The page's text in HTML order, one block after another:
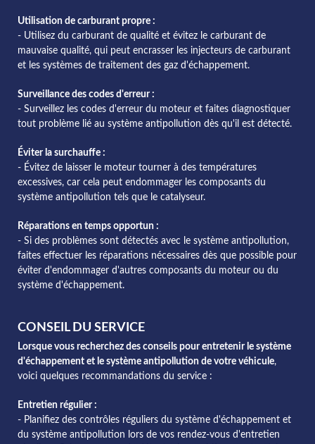
Utilisation de carburant propre :
- Utilisez du carburant de qualité et évitez le carburant de
mauvaise qualité, qui peut encrasser les injecteurs de carburant
et les systèmes de traitement des gaz d'échappement.
Surveillance des codes d'erreur :
- Surveillez les codes d'erreur du moteur et faites diagnostiquer
tout problème lié au système antipollution dès qu'il est détecté.
Éviter la surchauffe :
- Évitez de laisser le moteur tourner à des températures
excessives, car cela peut endommager les composants du
système antipollution tels que le catalyseur.
Réparations en temps opportun :
- Si des problèmes sont détectés avec le système antipollution,
faites effectuer les réparations nécessaires dès que possible pour
éviter d'endommager d'autres composants du moteur ou du
système d'échappement.
CONSEIL DU SERVICE
Lorsque vous recherchez des conseils pour entretenir le système
d'échappement et le système antipollution de votre véhicule,
voici quelques recommandations du service :
Entretien régulier :
- Planifiez des contrôles réguliers du système d'échappement et
du système antipollution lors de vos rendez-vous d'entretien